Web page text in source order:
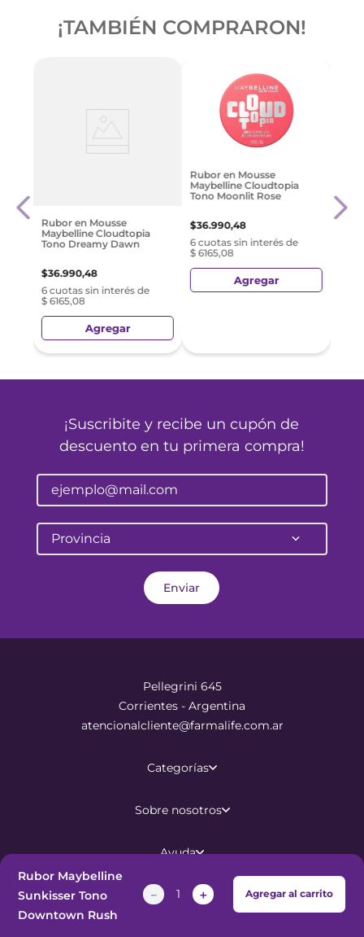
Rubor Maybelline
Sunkisser Tono
Downtown Rush
＋
－ Agregar al carrito
¡TAMBIÉN COMPRARON!
Rubor en Mousse
Maybelline Cloudtopia
Tono Dreamy Dawn
$36.990,48
6 cuotas sin interés de
$ 6165,08
Agregar
Rubor en Mousse
Maybelline Cloudtopia
Tono Moonlit Rose
$36.990,48
6 cuotas sin interés de
$ 6165,08
Agregar
$
¡Suscribite y recibe un cupón de
descuento en tu primera compra!
Provincia
Enviar
Pellegrini 645
Corrientes - Argentina
atencionalcliente@farmalife.com.ar
Categorías
Sobre nosotros
Ayuda
reservados